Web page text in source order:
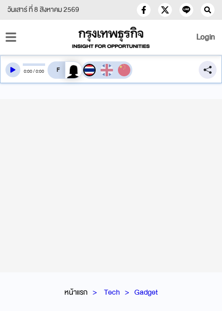
วันเสาร์ ที่ 8 สิงหาคม 2569
Login
หน้าแรก Tech Gadget
0:00/0:00 สลับเสียงอ่าน